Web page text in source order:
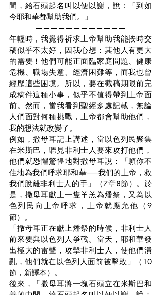
間，給石頭起名叫以便以謝，說：「到如
今耶和華都幫助我們。」
————————————
年輕時，我覺得祈求上帝幫助我能按時交
稿似乎不太好，因我心想：其他人有更大
的需要！他們可能正面臨家庭問題、健康
危機、職場失意、經濟困難等，而我也曾
經歷這些困境。所以，要在截稿期限前完
成稿件這種小事，似乎不值得帶到上帝面
前。然而，當我看到聖經多處記載，無論
人們面對何種挑戰，上帝都會幫助他們，
我的想法就改變了。
例如，撒母耳記上講述，當以色列民聚集
在米斯巴，聽見非利士人要來攻打他們，
他們就恐懼驚惶地對撒母耳說：「願你不
住地為我們呼求耶和華──我們的上帝，救
我們脫離非利士人的手」（7章8節）。於
是，撒母耳獻上一隻羊羔為燔祭，又為以
色列民向上帝呼求，上帝就應允他（9
節）。
「撒母耳正在獻上燔祭的時候，非利士人
前來要與以色列人爭戰。當天，耶和華發
出極大的雷聲，攻擊非利士人，使他們潰
亂，他們就在以色列人面前被擊敗」（10
節，新譯本）。
後來，「撒母耳將一塊石頭立在米斯巴和